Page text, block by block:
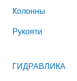
Колонны
Рукояти
ГИДРАВЛИКА